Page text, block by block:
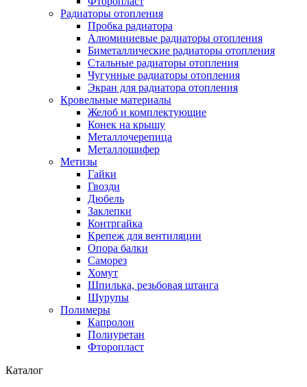
Радиаторы отопления
Пробка радиатора
Алюминиевые радиаторы отопления
Биметаллические радиаторы отопления
Стальные радиаторы отопления
Чугунные радиаторы отопления
Экран для радиатора отопления
Кровельные материалы
Желоб и комплектующие
Конек на крышу
Металлочерепица
Металлошифер
Метизы
Гайки
Гвозди
Дюбель
Заклепки
Контргайка
Крепеж для вентиляции
Опора балки
Саморез
Хомут
Шпилька, резьбовая штанга
Шурупы
Полимеры
Капролон
Полиуретан
Фторопласт
Каталог